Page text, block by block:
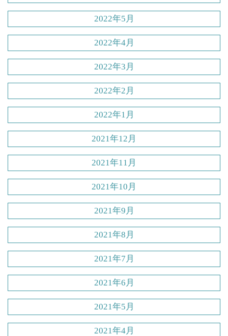
2022年5月
2022年4月
2022年3月
2022年2月
2022年1月
2021年12月
2021年11月
2021年10月
2021年9月
2021年8月
2021年7月
2021年6月
2021年5月
2021年4月